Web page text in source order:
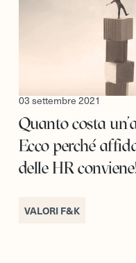
03 settembre 2021
Quanto costa
Ecco perché
delle HR
VALORI F&K